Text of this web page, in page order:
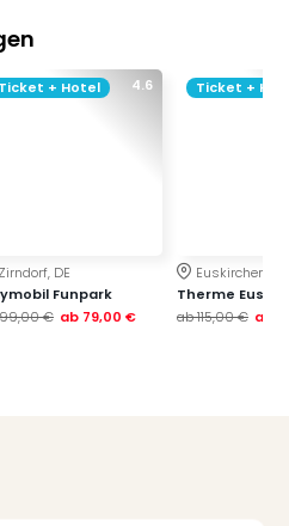
4.6
Ticket + Hotel
Zirndorf, DE
Funpark
99,00 € ab 79,00 €
Ticket +
Euskirchen, DE
Therme
ab115,00 € ab